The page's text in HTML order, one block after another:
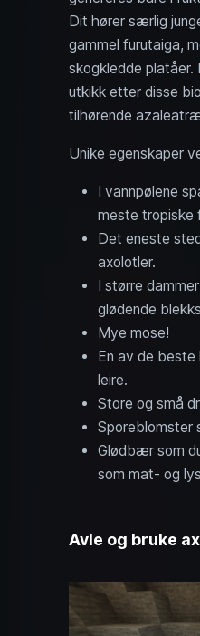
Dit hører særlig
gammel furutaiga,
skogkledde platåer.
utkikk etter disse
tilhørende
Unike egenskaper
I vannpølene
meste tropiske
Det eneste
axolotler.
I større
glødende
Mye mose!
En av de beste
leire.
Store og små
Sporeblomster
Glødbær som
som mat- og
Avle og bruke